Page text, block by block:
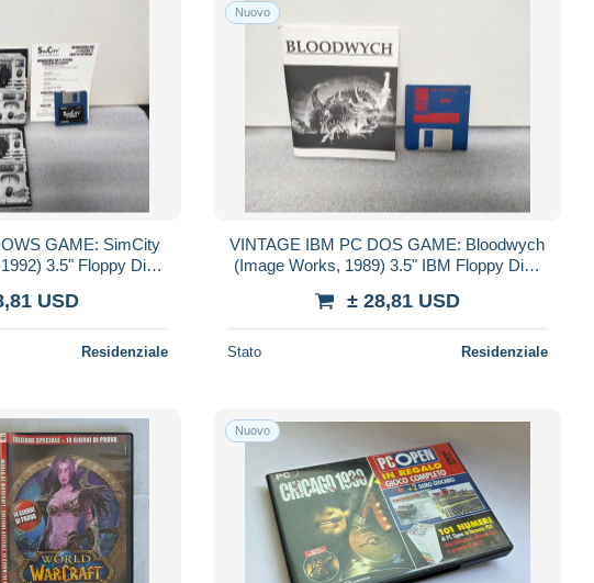
GAME: SimCity
3.5" Floppy Disk
USD
Residenziale
Nuovo
VINTAGE IBM PC DOS GAME: Bloodwych
(Image Works, 1989) 3.5" IBM Floppy Disk
± 28,81 USD
Stato Residenziale
Nuovo